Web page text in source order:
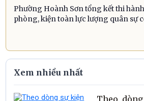
Phường Hoành Sơn tổng kết thi
phòng, kiện toàn lực lượng quân sự
Xem nhiều nhất